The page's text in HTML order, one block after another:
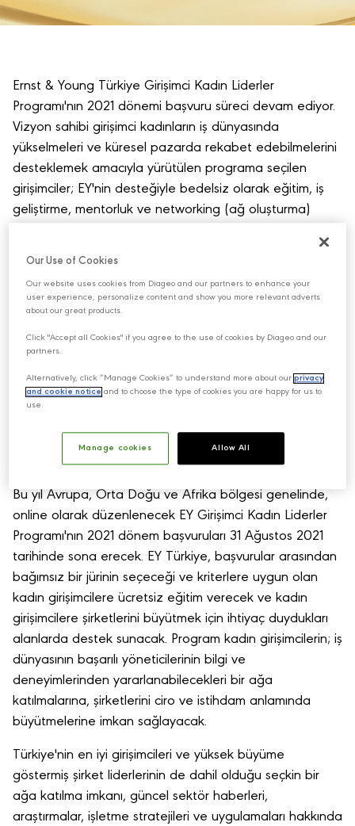
Ernst & Young Türkiye Girişimci Kadın Liderler
Programı'nın 2021 dönemi başvuru süreci devam ediyor.
Vizyon sahibi girişimci kadınların iş dünyasında
yükselmeleri ve küresel pazarda rekabet edebilmelerini
desteklemek amacıyla yürütülen programa seçilen
girişimciler; EY'nin desteğiyle bedelsiz olarak eğitim, iş
geliştirme, mentorluk ve networking (ağ oluşturma)
Uluslararası denetim ve danışmanlık şirketi EY'nin küresel
çapta düzenlediği ve bu yıl 14'üncü yılını kutlayan
Girişimci Kadın Liderler Programı (EY Entrepreneurial
düzenleniyor. Programın ilk dört yılında 40
kadın girişimciye destek veren EY Türkiye; bu yıl da işini
büyütme hedefi, tutkusu ve potansiyeli olan kadın
pazarlarda etkin faaliyet göstermeye ve rekabet
etmeye hazırlamayı amaçlıyor.
Bu yıl Avrupa, Orta Doğu ve Afrika bölgesi genelinde,
online olarak düzenlenecek EY Girişimci Kadın Liderler
Programı'nın 2021 dönem başvuruları 31 Ağustos 2021
tarihinde sona erecek. EY Türkiye, başvurular arasından
bağımsız bir jürinin seçeceği ve kriterlere uygun olan
kadın girişimcilere ücretsiz eğitim verecek ve kadın
girişimcilere şirketlerini büyütmek için ihtiyaç duydukları
alanlarda destek sunacak. Program kadın girişimcilerin; iş
dünyasının başarılı yöneticilerinin bilgi ve
deneyimlerinden yararlanabilecekleri bir ağa
katılmalarına, şirketlerini ciro ve istihdam anlamında
büyütmelerine imkan sağlayacak.
Türkiye'nin en iyi girişimcileri ve yüksek büyüme
göstermiş şirket liderlerinin de dahil olduğu seçkin bir
ağa katılma imkanı, güncel sektör haberleri,
araştırmalar, işletme stratejileri ve uygulamaları hakkında
Our Use of Cookies
Our website uses cookies from Diageo and our partners to enhance your
user experience, personalize content and show you more relevant adverts
about our great products.
Click "Accept all Cookies" if you agree to the use of cookies by Diageo and our
partners.
Alternatively, click “Manage Cookies” to understand more about ourprivacy
and cookie notice and to choose the type of cookies you are happy for us to
use.
Manage cookies Allow All